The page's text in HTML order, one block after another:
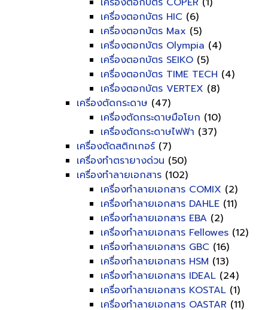
เครื่องตอกบัตร HIC (6)
เครื่องตอกบัตร Max (5)
เครื่องตอกบัตร Olympia (4)
เครื่องตอกบัตร SEIKO (5)
เครื่องตอกบัตร TIME TECH (4)
เครื่องตอกบัตร VERTEX (8)
เครื่องตัดกระดาษ (47)
เครื่องตัดกระดาษมือโยก (10)
เครื่องตัดกระดาษไฟฟ้า (37)
เครื่องตัดสติกเกอร์ (7)
เครื่องทำตรายางด่วน (50)
เครื่องทำลายเอกสาร (102)
เครื่องทำลายเอกสาร COMIX (2)
เครื่องทำลายเอกสาร DAHLE (11)
เครื่องทำลายเอกสาร EBA (2)
เครื่องทำลายเอกสาร Fellowes (12)
เครื่องทำลายเอกสาร GBC (16)
เครื่องทำลายเอกสาร HSM (13)
เครื่องทำลายเอกสาร IDEAL (24)
เครื่องทำลายเอกสาร KOSTAL (1)
เครื่องทำลายเอกสาร OASTAR (11)